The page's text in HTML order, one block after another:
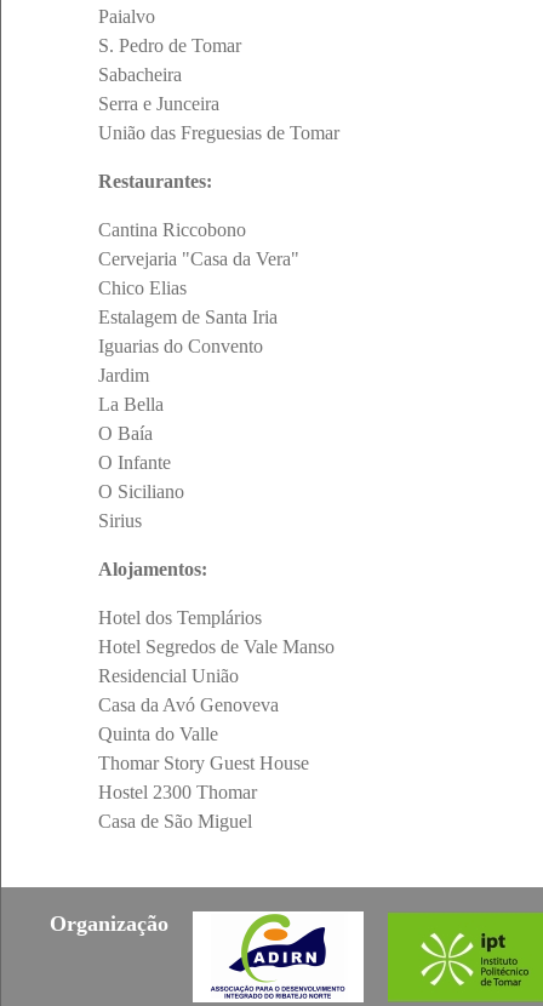
Paialvo
S. Pedro de Tomar
Sabacheira
Serra e Junceira
União das Freguesias de Tomar
Restaurantes:
Cantina Riccobono
Cervejaria "Casa da Vera"
Chico Elias
Estalagem de Santa Iria
Iguarias do Convento
Jardim
La Bella
O Baía
O Infante
O Siciliano
Sirius
Alojamentos:
Hotel dos Templários
Hotel Segredos de Vale Manso
Residencial União
Casa da Avó Genoveva
Quinta do Valle
Thomar Story Guest House
Hostel 2300 Thomar
Casa de São Miguel
Organização